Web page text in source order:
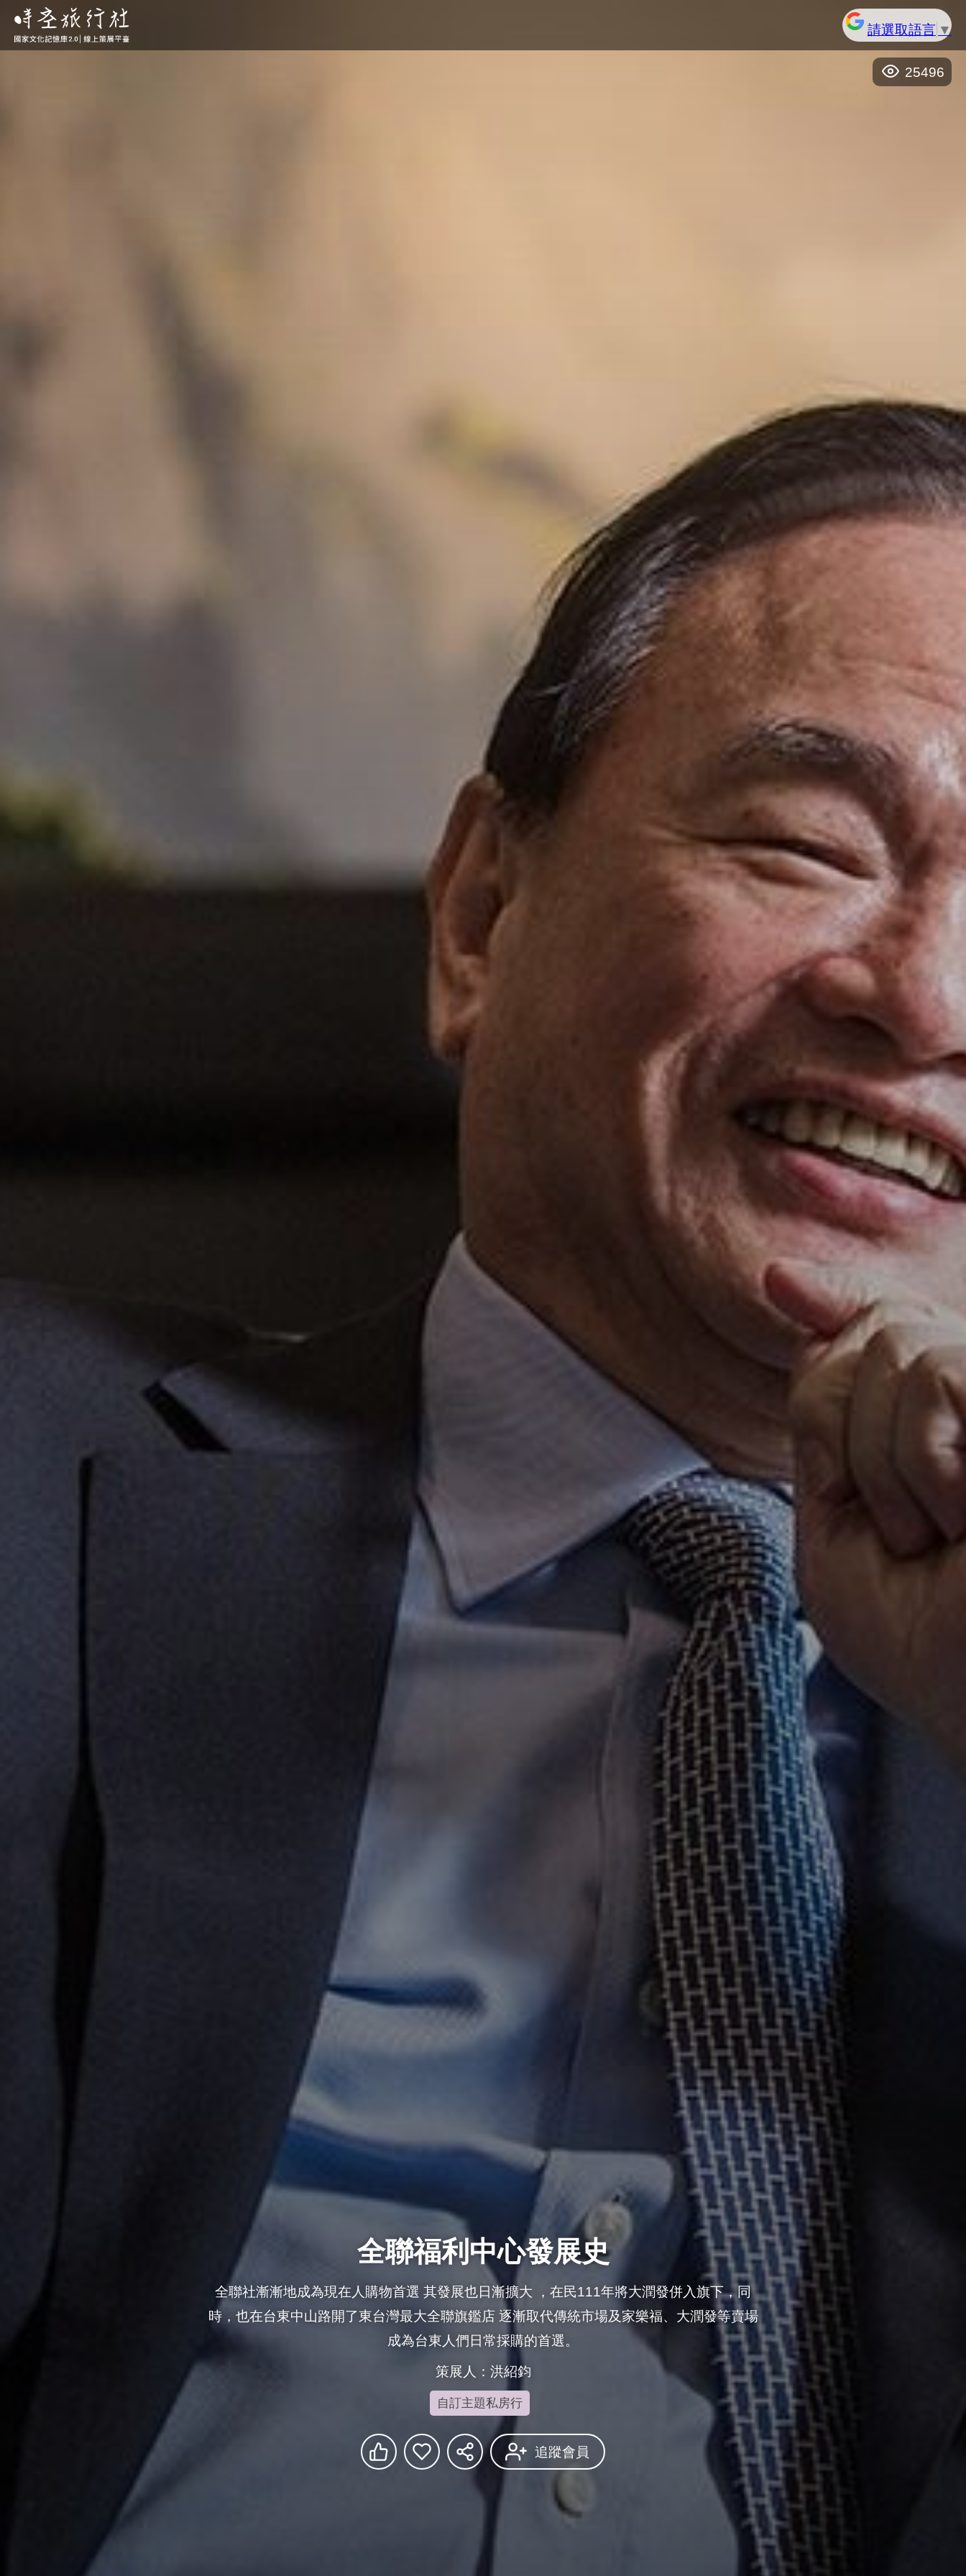
請選取語言 ▼
25496
全聯福利中心發展史
全聯社漸漸地成為現在人購物首選 其發展也日漸擴大 ，在民111年將大潤發併入旗下，同
時，也在台東中山路開了東台灣最大全聯旗鑑店 逐漸取代傳統市場及家樂福、大潤發等賣場
成為台東人們日常採購的首選。
策展人：洪紹鈞
自訂主題私房行
追蹤會員